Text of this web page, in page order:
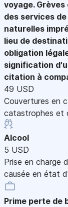
voyage.
des services
naturelles
lieu de
obligation
signification
citation à
49 USD
Couvertures en
catastrophes et
Alcool
5 USD
Prise en charge
causée en état
Prime perte de